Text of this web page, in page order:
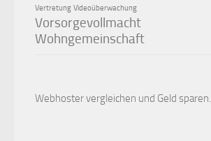
Vertretung Videoüberwachung
Vorsorgevollmacht
Wohngemeinschaft
Webhoster vergleichen und Geld sparen.